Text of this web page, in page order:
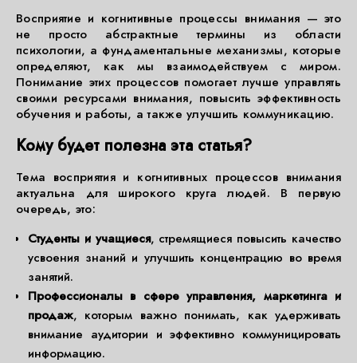
Восприятие и когнитивные процессы внимания — это
не просто абстрактные термины из области
психологии, а фундаментальные механизмы, которые
определяют, как мы взаимодействуем с миром.
Понимание этих процессов помогает лучше управлять
своими ресурсами внимания, повысить эффективность
обучения и работы, а также улучшить коммуникацию.
Кому будет полезна эта статья?
Тема восприятия и когнитивных процессов внимания
актуальна для широкого круга людей. В первую
очередь, это:
Студенты и учащиеся, стремящиеся повысить качество
усвоения знаний и улучшить концентрацию во время
занятий.
Профессионалы в сфере управления, маркетинга и
продаж, которым важно понимать, как удерживать
внимание аудитории и эффективно коммуницировать
информацию.